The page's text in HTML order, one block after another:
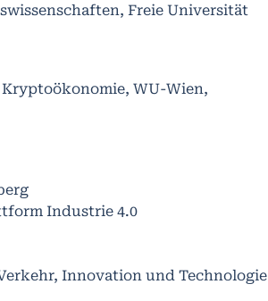
Freie Universität
WU-Wien,
Industrie 4.0
Innovation und Technologie